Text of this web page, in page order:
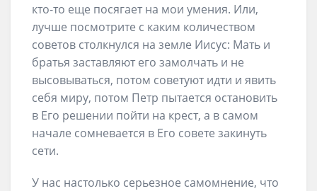
кто-то еще посягает на мои умения. Или,
лучше посмотрите с каким количеством
советов столкнулся на земле Иисус: Мать и
братья заставляют его замолчать и не
высовываться, потом советуют идти и явить
себя миру, потом Петр пытается остановить
в Его решении пойти на крест, а в самом
начале сомневается в Его совете закинуть
сети.
У нас настолько серьезное самомнение, что